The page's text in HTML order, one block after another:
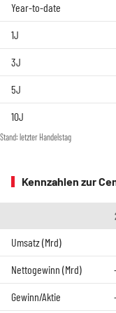
Year-to-date
1J
3J
5J
10J
Stand: letzter Handelstag
Kennzahlen zur
Umsatz (Mrd)
Nettogewinn (Mrd)
Gewinn/Aktie